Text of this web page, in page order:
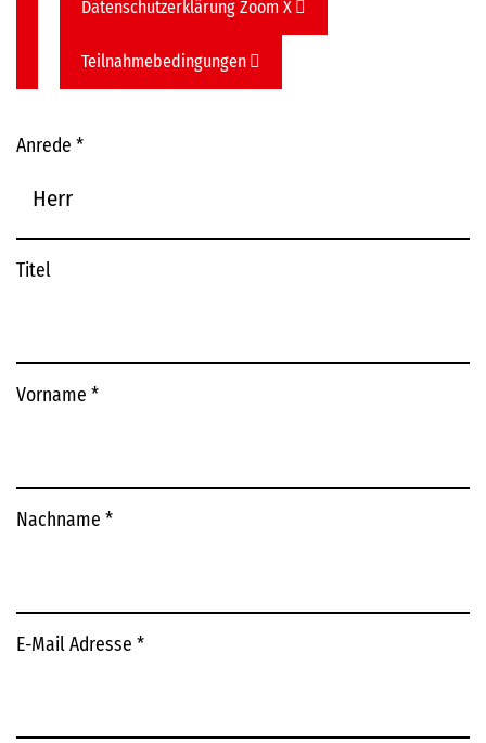
Datenschutzerklärung Zoom X
Teilnahmebedingungen
Anrede *
Titel
Vorname *
Nachname *
E-Mail Adresse *